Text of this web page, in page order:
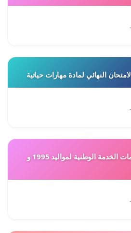
النهائي لمادة مهارات حياتية
استصدار إعفاء من إلتزامات الخدمة الوطنية لمواليد 1995 و